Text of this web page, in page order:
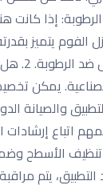
الفوم يتميز
التطبيق، يتم